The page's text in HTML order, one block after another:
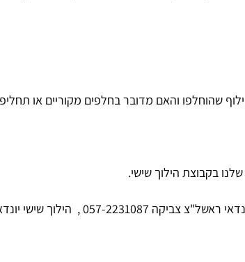
שהוחלפו והאם מדובר בחלפים מקוריים או
בקבוצת הילוך שישי.
, הילוך שישי יונדאי